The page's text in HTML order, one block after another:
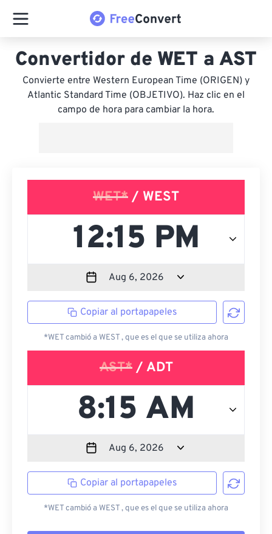
Convertidor de WET a AST
Convierte entre Western European Time (ORIGEN) y
Atlantic Standard Time (OBJETIVO). Haz clic en el
campo de hora para cambiar la hora.
WET* / WEST
Copiar al portapapeles
*WET cambió a WEST , que es el que se utiliza ahora
AST*/ ADT
Copiar al portapapeles
*WET cambió a WEST , que es el que se utiliza ahora